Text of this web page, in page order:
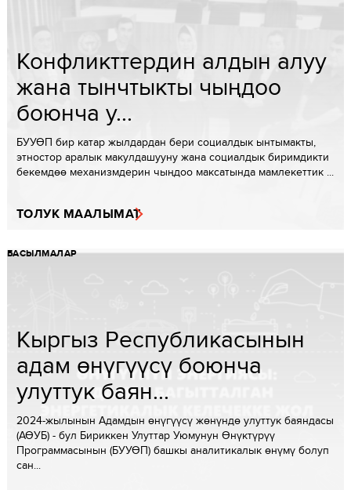
Конфликттердин алдын алуу
жана тынчтыкты чыңдоо
боюнча у...
БУУӨП бир катар жылдардан бери социалдык ынтымакты,
этностор аралык макулдашууну жана социалдык биримдикти
бекемдөө механизмдерин чыңдоо максатында мамлекеттик ...
ТОЛУК МААЛЫМАТ
БАСЫЛМАЛАР
Кыргыз Республикасынын
адам өнүгүүсү боюнча
улуттук баян...
2024-жылынын Адамдын өнүгүүсү жөнүндө улуттук баяндасы
(АӨУБ) - бул Бириккен Улуттар Уюмунун Өнүктүрүү
Программасынын (БУУӨП) башкы аналитикалык өнүмү болуп
сан...